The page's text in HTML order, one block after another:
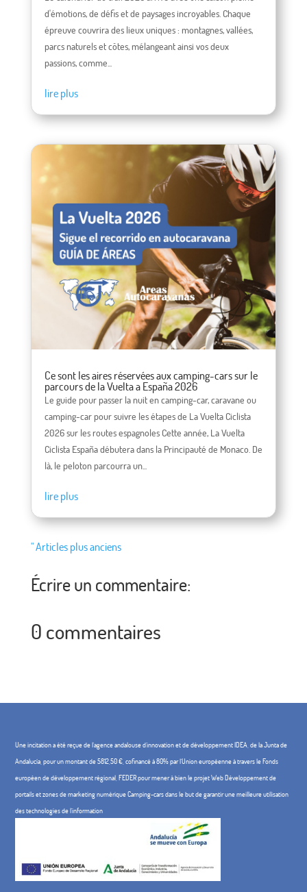
d'émotions, de défis et de paysages incroyables. Chaque
épreuve couvrira des lieux uniques : montagnes, vallées,
parcs naturels et côtes, mélangeant ainsi vos deux
passions, comme...
lire plus
Ce sont les aires réservées aux camping-cars sur le
parcours de la Vuelta a España 2026
Le guide pour passer la nuit en camping-car, caravane ou
camping-car pour suivre les étapes de La Vuelta Ciclista
2026 sur les routes espagnoles Cette année, La Vuelta
Ciclista España débutera dans la Principauté de Monaco. De
là, le peloton parcourra un...
lire plus
" Articles plus anciens
Écrire un commentaire:
0 commentaires
Une incitation a été reçue de l'agence andalouse d'innovation et de développement IDEA, de la Junta de
Andalucía, pour un montant de 5812,50 €, cofinancé à 80% par l'Union européenne à travers le Fonds
européen de développement régional, FEDER pour mener à bien le projet Web Développement de
portails et zones de marketing numérique Camping-cars dans le but de garantir une meilleure utilisation
des technologies de l'information